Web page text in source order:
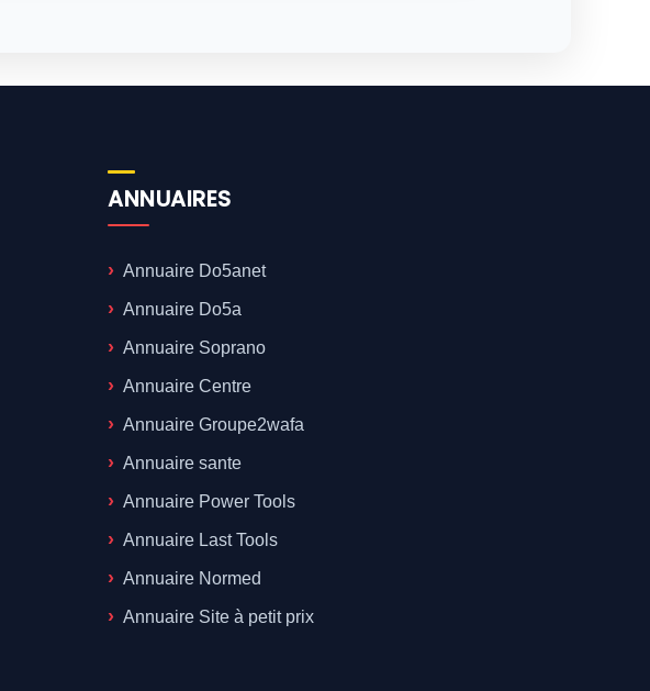
ANNUAIRES
Annuaire Do5anet
Annuaire Do5a
Annuaire Soprano
Annuaire Centre
Annuaire Groupe2wafa
Annuaire sante
Annuaire Power Tools
Annuaire Last Tools
Annuaire Normed
Annuaire Site à petit prix